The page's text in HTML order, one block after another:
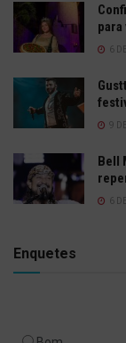
6
9
Bell
6
Enquetes